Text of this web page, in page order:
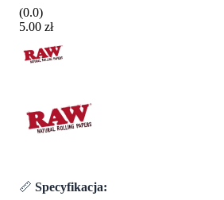
(0.0)
5.00 zł
📏 Specyfikacja: